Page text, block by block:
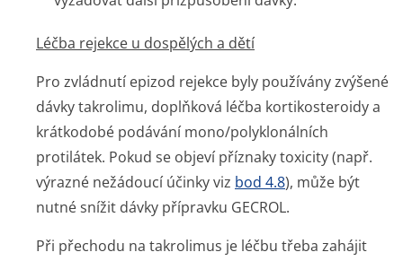
Léčba rejekce u dospělých a dětí
Pro zvládnutí epizod rejekce byly používány zvýšené
dávky takrolimu, doplňková léčba kortikosteroidy a
krátkodobé podávání mono/polyklonálních
protilátek. Pokud se objeví příznaky toxicity (např.
výrazné nežádoucí účinky viz bod 4.8), může být
nutné snížit dávky přípravku GECROL.
Při přechodu na takrolimus je léčbu třeba zahájit